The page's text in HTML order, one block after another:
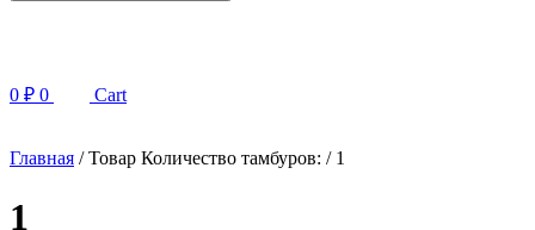
0 ₽ 0 Cart
Главная / Товар Количество тамбуров: / 1
1